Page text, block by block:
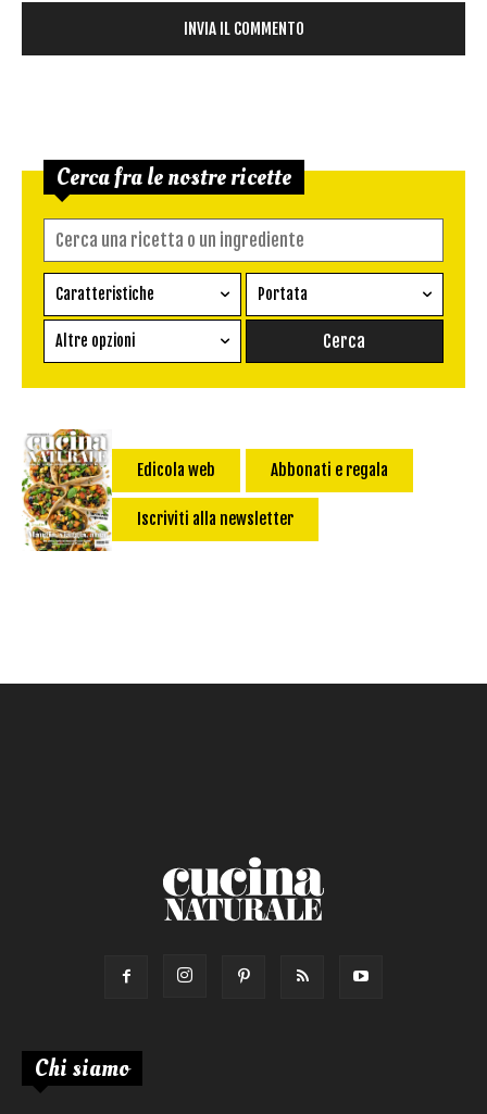
Cerca fra le nostre ricette
Caratteristiche
Ricetta vegetariana
Senza glutine
senza uova
Vegan
Portata
Conserva
Pane
Primo
Salsa
Altre opzioni
Impatto Glicemico:
Calorie max (kcal):
Edicola web Abbonati e regala
Iscriviti alla newsletter
Chi siamo